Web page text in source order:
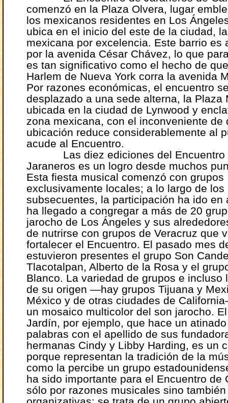
comenzó en la Plaza Olvera, lugar
los mexicanos residentes en Los
ubica en el inicio del este de la ciudad,
mexicana por excelencia. Este barrio es
por la avenida César Chávez, lo que
es tan significativo como el hecho de
Harlem de Nueva York corra la avenida
Por razones económicas, el encuentro
desplazado a una sede alterna, la Plaza
ubicada en la ciudad de Lynwood y
zona mexicana, con el inconveniente de
ubicación reduce considerablemente al
acude al Encuentro.
Las diez ediciones del Encuentro
Jaraneros es un logro desde muchos
Esta fiesta musical comenzó con grupos
exclusivamente locales; a lo largo de los
subsecuentes, la participación ha ido en
ha llegado a congregar a más de 20
jarocho de Los Ángeles y sus
de nutrirse con grupos de Veracruz que
fortalecer el Encuentro. El pasado mes
estuvieron presentes el grupo Son
Tlacotalpan, Alberto de la Rosa y el
Blanco. La variedad de grupos e incluso
de su origen ―hay grupos Tijuana y
México y de otras ciudades de
un mosaico multicolor del son jarocho.
Jardín, por ejemplo, que hace un
palabras con el apellido de sus
hermanas Cindy y Libby Harding, es un
porque representan la tradición de la
como la percibe un grupo
ha sido importante para el Encuentro de
sólo por razones musicales sino también